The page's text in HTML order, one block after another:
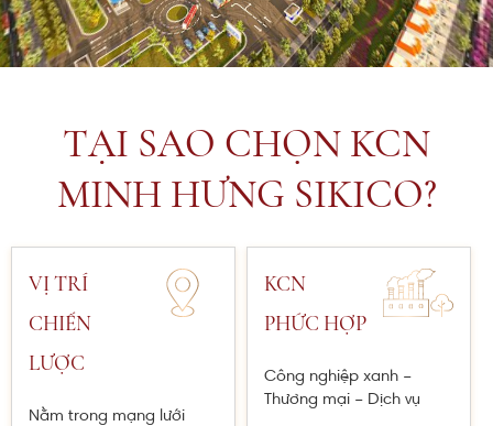
TẠI SAO CHỌN KCN
MINH HƯNG SIKICO?
VỊ TRÍ
CHIẾN
LƯỢC
Nằm trong mạng lưới
KCN
PHỨC HỢP
Công nghiệp xanh –
Thương mại – Dịch vụ